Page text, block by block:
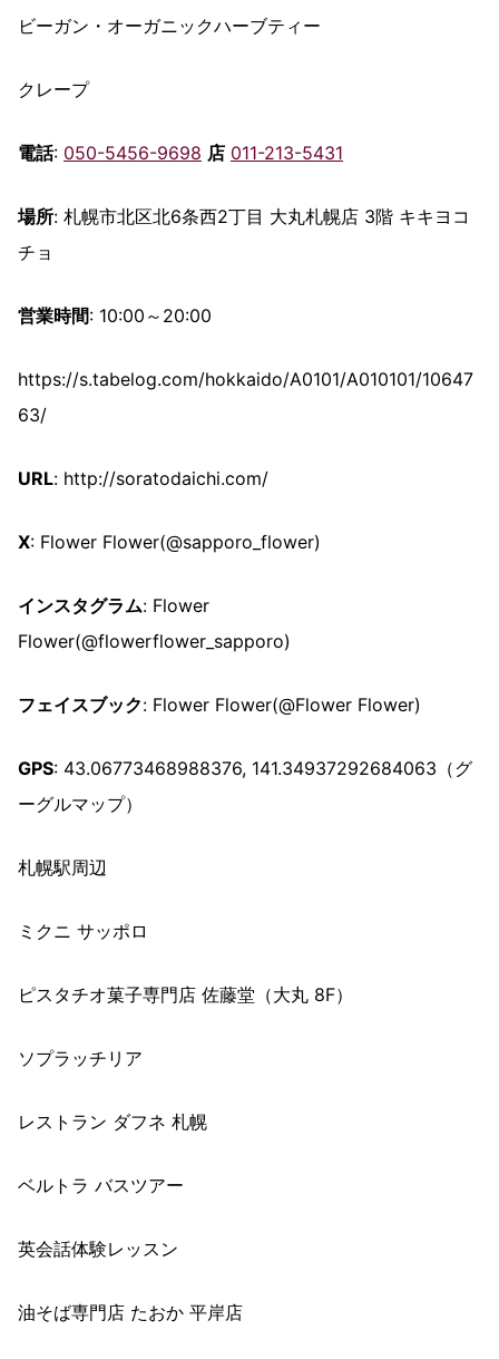
ビーガン・オーガニックハーブティー
クレープ
電話: 050-5456-9698 店 011-213-5431
場所: 札幌市北区北6条西2丁目 大丸札幌店 3階 キキヨコ
チョ
営業時間: 10:00～20:00
https://s.tabelog.com/hokkaido/A0101/A010101/10647
63/
URL: http://soratodaichi.com/
X: Flower Flower(@sapporo_flower)
インスタグラム: Flower
Flower(@flowerflower_sapporo)
フェイスブック: Flower Flower(@Flower Flower)
GPS: 43.06773468988376, 141.34937292684063（グ
ーグルマップ）
札幌駅周辺
ミクニ サッポロ
ピスタチオ菓子専門店 佐藤堂（大丸 8F）
ソプラッチリア
レストラン ダフネ 札幌
ベルトラ バスツアー
英会話体験レッスン
油そば専門店 たおか 平岸店